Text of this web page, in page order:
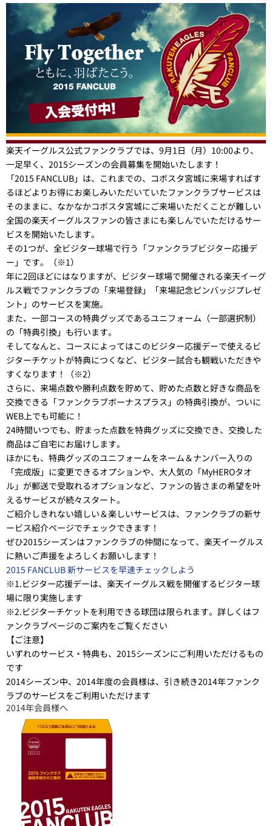
楽天イーグルス公式ファンクラブでは、9月1日（月）10:00より、
一足早く、2015シーズンの会員募集を開始いたします！
「2015 FANCLUB」は、これまでの、コボスタ宮城に来場すればす
るほどよりお得にお楽しみいただいていたファンクラブサービスは
そのままに、なかなかコボスタ宮城にご来場いただくことが難しい
全国の楽天イーグルスファンの皆さまにも楽しんでいただけるサー
ビスを開始いたします。
その1つが、全ビジター球場で行う「ファンクラブビジター応援デ
ー」です。（※1）
年に2回ほどにはなりますが、ビジター球場で開催される楽天イーグ
ルス戦でファンクラブの「来場登録」「来場記念ピンバッジプレゼ
ント」のサービスを実施。
また、一部コースの特典グッズであるユニフォーム（一部選択制）
の「特典引換」も行います。
そしてなんと、コースによってはこのビジター応援デーで使えるビ
ジターチケットが特典につくなど、ビジター試合も観戦いただきや
すくなります！（※2）
さらに、来場点数や勝利点数を貯めて、貯めた点数と好きな商品を
交換できる「ファンクラブボーナスプラス」の特典引換が、ついに
WEB上でも可能に！
24時間いつでも、貯まった点数を特典グッズに交換でき、交換した
商品はご自宅にお届けします。
ほかにも、特典グッズのユニフォームをネーム＆ナンバー入りの
「完成版」に変更できるオプションや、大人気の「MyHEROタオ
ル」が郵送で受取れるオプションなど、ファンの皆さまの希望を叶
えるサービスが続々スタート。
ご紹介しきれない嬉しい＆楽しいサービスは、ファンクラブの新サ
ービス紹介ページでチェックできます！
ぜひ2015シーズンはファンクラブの仲間になって、楽天イーグルス
に熱いご声援をよろしくお願いします！
2015 FANCLUB 新サービスを早速チェックしよう
※1.ビジター応援デーは、楽天イーグルス戦を開催するビジター球
場に限り実施します
※2.ビジターチケットを利用できる球団は限られます。詳しくはフ
ァンクラブページのご案内をご覧ください
【ご注意】
いずれのサービス・特典も、2015シーズンにご利用いただけるもの
です
2014シーズン中、2014年度の会員様は、引き続き2014年ファンク
ラブのサービスをご利用いただけます
2014年会員様へ